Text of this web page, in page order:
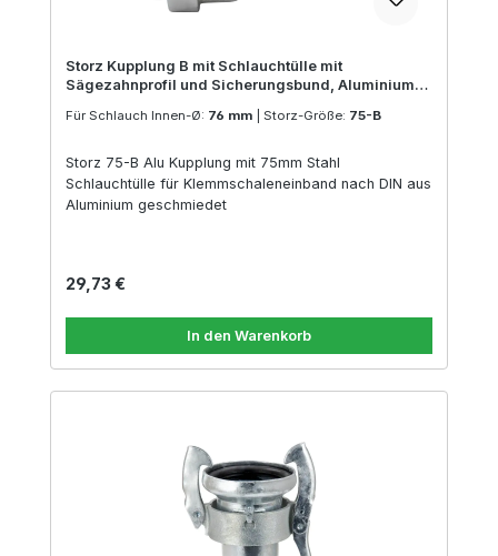
Storz Kupplung B mit Schlauchtülle mit
Sägezahnprofil und Sicherungsbund, Aluminium
Für Schlauch Innen-Ø: 76 mm Storz-Größe: 75-B
Storz 75-B Alu Kupplung mit 75mm Stahl
Schlauchtülle für Klemmschaleneinband nach DIN aus
Aluminium geschmiedet
Regulärer Preis:
29,73 €
In den Warenkorb